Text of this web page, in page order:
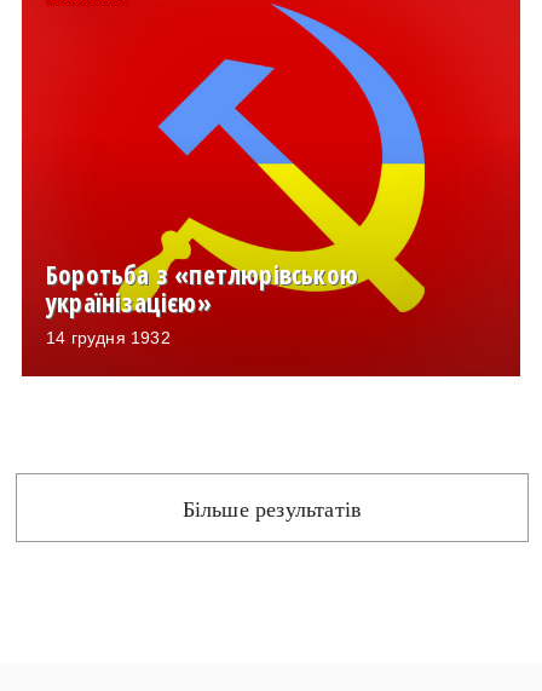
Боротьба з «петлюрівською
українізацією»
14 грудня 1932
Більше результатів